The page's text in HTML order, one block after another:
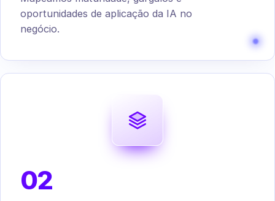
oportunidades de aplicação da IA no
negócio.
02